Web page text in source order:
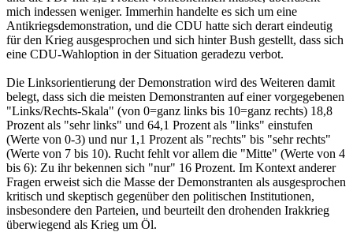
mich indessen weniger. Immerhin handelte es sich um eine
Antikriegsdemonstration, und die CDU hatte sich derart eindeutig
für den Krieg ausgesprochen und sich hinter Bush gestellt, dass sich
eine CDU-Wahloption in der Situation geradezu verbot.
Die Linksorientierung der Demonstration wird des Weiteren damit
belegt, dass sich die meisten Demonstranten auf einer vorgegebenen
"Links/Rechts-Skala" (von 0=ganz links bis 10=ganz rechts) 18,8
Prozent als "sehr links" und 64,1 Prozent als "links" einstufen
(Werte von 0-3) und nur 1,1 Prozent als "rechts" bis "sehr rechts"
(Werte von 7 bis 10). Rucht fehlt vor allem die "Mitte" (Werte von 4
bis 6): Zu ihr bekennen sich "nur" 16 Prozent. Im Kontext anderer
Fragen erweist sich die Masse der Demonstranten als ausgesprochen
kritisch und skeptisch gegenüber den politischen Institutionen,
insbesondere den Parteien, und beurteilt den drohenden Irakkrieg
überwiegend als Krieg um Öl.